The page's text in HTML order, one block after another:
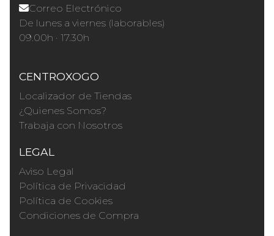
Correo Electrónico
De lunes a viernes (laborables)
09.00h · 17.30h
CENTROXOGO
Localizador de Tiendas
¿Quienes Somos?
Trabaja con Nosotros
LEGAL
Aviso Legal
Política de Privacidad
Política de Cookies
Condiciones de Compra